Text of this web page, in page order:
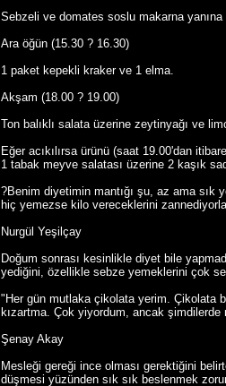
Sebzeli ve domates soslu makarna
Ara öğün (15.30 ? 16.30)
1 paket kepekli kraker ve 1 elma.
Akşam (18.00 ? 19.00)
Ton balıklı salata üzerine zeytinyağı ve
Eğer acıkılırsa ürünü (saat 19.00'dan
1 tabak meyve salatası üzerine 2 kaşık
?Benim diyetimin mantığı şu, az ama
hiç yemezse kilo vereceklerini
Nurgül Yeşilçay
Doğum sonrası kesinlikle diyet bile
yediğini, özellikle sebze yemeklerini çok
"Her gün mutlaka çikolata yerim. Çikolata
kızartma. Çok yiyordum, ancak şimdilerde
Şenay Akay
Mesleği gereği ince olması gerektiğini
düşmesi yüzünden sık sık beslenmek